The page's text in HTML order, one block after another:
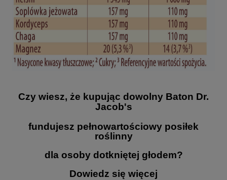
Czy wiesz, że kupując dowolny Baton Dr.
Jacob's
fundujesz pełnowartościowy posiłek
roślinny
dla osoby dotkniętej głodem?
Dowiedz się więcej